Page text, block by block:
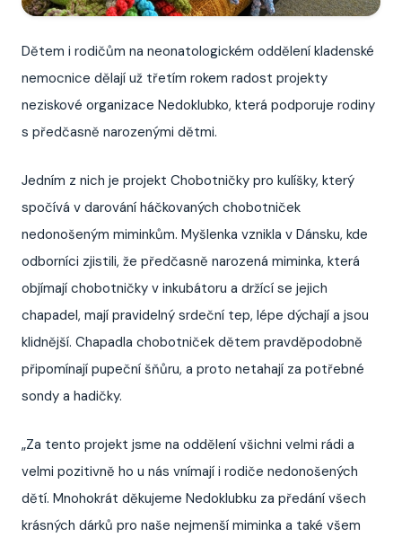
Dětem i rodičům na neonatologickém oddělení kladenské
nemocnice dělají už třetím rokem radost projekty
neziskové organizace Nedoklubko, která podporuje rodiny
s předčasně narozenými dětmi.
Jedním z nich je projekt Chobotničky pro kulíšky, který
spočívá v darování háčkovaných chobotniček
nedonošeným miminkům. Myšlenka vznikla v Dánsku, kde
odborníci zjistili, že předčasně narozená miminka, která
objímají chobotničky v inkubátoru a držící se jejich
chapadel, mají pravidelný srdeční tep, lépe dýchají a jsou
klidnější. Chapadla chobotniček dětem pravděpodobně
připomínají pupeční šňůru, a proto netahají za potřebné
sondy a hadičky.
„Za tento projekt jsme na oddělení všichni velmi rádi a
velmi pozitivně ho u nás vnímají i rodiče nedonošených
dětí. Mnohokrát děkujeme Nedoklubku za předání všech
krásných dárků pro naše nejmenší miminka a také všem